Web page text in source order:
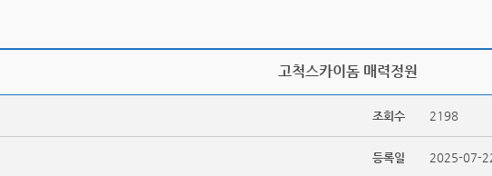
고척스카이돔 매력정원
조회수 2198
등록일 2025-07-